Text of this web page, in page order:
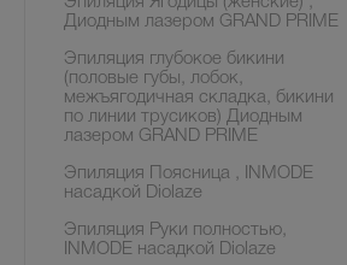
Диодным лазером GRAND PRIME
Эпиляция глубокое бикини
(половые губы, лобок,
межъягодичная складка, бикини
по линии трусиков) Диодным
лазером GRAND PRIME
Эпиляция Поясница , INMODE
насадкой Diolaze
Эпиляция Руки полностью,
INMODE насадкой Diolaze